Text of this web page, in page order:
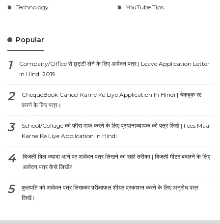
Technology YouTube Tips
Popular
Company/Office से छुट्टी लेने के लिए आवेदन पत्र | Leave Application Letter
In Hindi 2019
ChequeBook Cancel Karne Ke Liye Application In Hindi | चेकबुक रद्द
करने के लिए पत्र।
School/Collage की फीस माफ करने के लिए प्रधानाध्यापक को पत्र लिखें | Fees Maaf
Karne Ke Liye Application In Hindi
बिजली बिल ज्यादा आने पर आवेदन पत्र लिखने का सही तरीका | बिजली मीटर बदलने के लिए
आवेदन पत्र कैसे लिखें?
कुलपति को आवेदन पत्र लिखकर परीक्षाफल शीघ्र प्रकाशन करने के लिए अनुरोध पत्र
लिखें।